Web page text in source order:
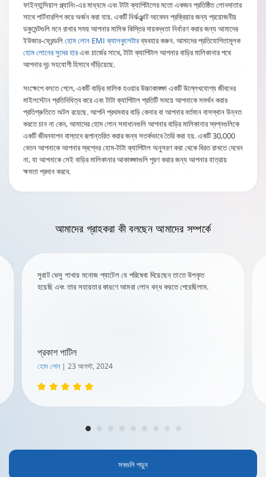
ফাইন্যান্সিয়াল প্ল্যানিং-এর মাধ্যমে এবং টাটা ক্যাপিটালের মতো একজন প্রতিষ্ঠিত লোনদাতার
সাথে পার্টনারশিপ করে অর্জন করা যায়. একটি নির্ঝঞ্ঝাট আবেদন প্রক্রিয়ার জন্য প্রয়োজনীয়
ডকুমেন্টগুলি মনে রাখার সময় আপনার মাসিক কিস্তির দায়বদ্ধতা নির্ধারণ করার জন্য আমাদের
ইউজার-ফ্রেন্ডলিহোম লোন EMI ক্যালকুলেটারব্যবহার করুন. আমাদের প্রতিযোগিতামূলক
হোম লোনের সুদের হারএবং চার্জের সাথে, টাটা ক্যাপিটাল আপনার বাড়ির মালিকানার পথে
আপনার দৃঢ় সহযোগী হিসাবে দাঁড়িয়েছে.
সংক্ষেপে বলতে গেলে, একটি বাড়ির মালিক হওয়ার উচ্চাকাঙ্ক্ষা একটি উল্লেখযোগ্য জীবনের
মাইলস্টোন প্রতিনিধিত্ব করে এবং টাটা ক্যাপিটাল প্রতিটি সময়ে আপনাকে সমর্থন করার
প্রতিশ্রুতিতে অটল রয়েছে. আপনি প্রথমবার বাড়ি কেনার বা আপনার বর্তমান বাসস্থান উন্নত
করতে চান না কেন, আমাদের হোম লোন সমাধানগুলি আপনার বাড়ির মালিকানার স্বপ্নগুলিকে
একটি জীবনযাপন বাস্তবে রূপান্তরিত করার জন্য সতর্কভাবে তৈরি করা হয়. একটি 30,000
বেতন আপনাকে আপনার স্বপ্নের হোম-টাটা ক্যাপিটাল অনুসরণ করা থেকে বিরত রাখতে দেবেন
না, যা আপনাকে সেই বাড়ির মালিকানার আকাঙ্ক্ষাগুলি পূরণ করার জন্য আপনার যাত্রায়
ক্ষমতা প্রদান করবে.
আমাদের গ্রাহকরা কী বলছেনআমাদের সম্পর্কে
সুরাট ভেসু শাখায় মনোজ প্যাটেল যে পরিষেবা দিয়েছেন তাতে উপকৃত
হয়েছি এবং তার সহায়তার কারণে আমরা লোন বন্ধ করতে পেরেছিলাম.
প্রকাশ পাটিল
হোম লোন| 23 আগস্ট, 2024
সবগুলি পড়ুন